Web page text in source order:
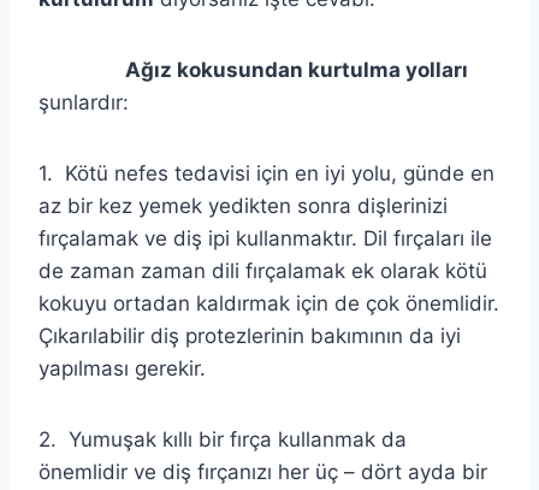
Ağız kokusundan kurtulma yolları
şunlardır:
1. Kötü nefes tedavisi için en iyi yolu, günde en
az bir kez yemek yedikten sonra dişlerinizi
fırçalamak ve diş ipi kullanmaktır. Dil fırçaları ile
de zaman zaman dili fırçalamak ek olarak kötü
kokuyu ortadan kaldırmak için de çok önemlidir.
Çıkarılabilir diş protezlerinin bakımının da iyi
yapılması gerekir.
2. Yumuşak kıllı bir fırça kullanmak da
önemlidir ve diş fırçanızı her üç – dört ayda bir